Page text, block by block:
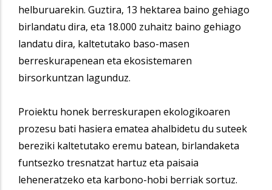
helburuarekin. Guztira, 13 hektarea baino gehiago
birlandatu dira, eta 18.000 zuhaitz baino gehiago
landatu dira, kaltetutako baso-masen
berreskurapenean eta ekosistemaren
birsorkuntzan lagunduz.
Proiektu honek berreskurapen ekologikoaren
prozesu bati hasiera ematea ahalbidetu du suteek
bereziki kaltetutako eremu batean, birlandaketa
funtsezko tresnatzat hartuz eta paisaia
leheneratzeko eta karbono-hobi berriak sortuz.